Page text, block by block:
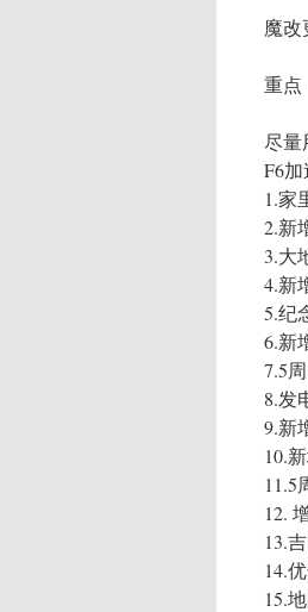
魔改
重点
尽量
F6
1.家
2.新
3.大
4.新
5.纪
6.新
7.5
8.发
9.新
10.
11.5
12.
13.
14.
15.